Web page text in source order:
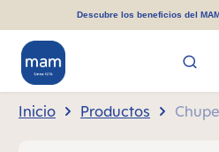
principalDescubre los beneficios del
Inicio Productos